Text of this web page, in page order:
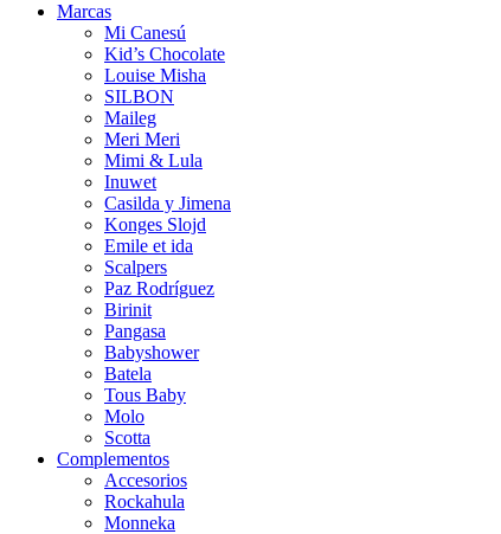
Marcas
Mi Canesú
Kid’s Chocolate
Louise Misha
SILBON
Maileg
Meri Meri
Mimi & Lula
Inuwet
Casilda y Jimena
Konges Slojd
Emile et ida
Scalpers
Paz Rodríguez
Birinit
Pangasa
Babyshower
Batela
Tous Baby
Molo
Scotta
Complementos
Accesorios
Rockahula
Monneka